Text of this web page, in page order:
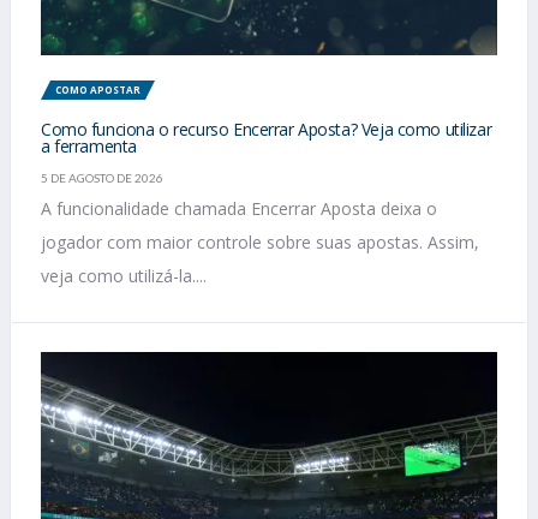
COMO APOSTAR
Como funciona o recurso Encerrar Aposta? Veja como utilizar
a ferramenta
5 DE AGOSTO DE 2026
A funcionalidade chamada Encerrar Aposta deixa o
jogador com maior controle sobre suas apostas. Assim,
veja como utilizá-la....